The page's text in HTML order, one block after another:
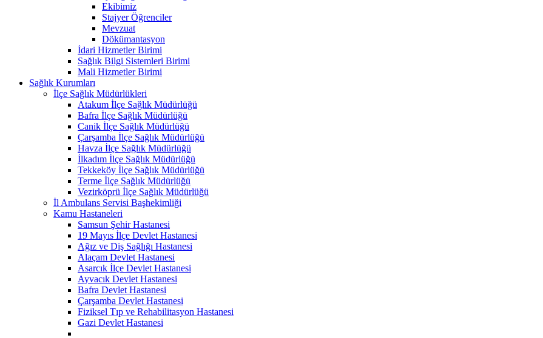
Ekibimiz
Stajyer Öğrenciler
Mevzuat
Dökümantasyon
İdari Hizmetler Birimi
Sağlık Bilgi Sistemleri Birimi
Mali Hizmetler Birimi
Sağlık Kurumları
İlçe Sağlık Müdürlükleri
Atakum İlçe Sağlık Müdürlüğü
Bafra İlçe Sağlık Müdürlüğü
Canik İlçe Sağlık Müdürlüğü
Çarşamba İlçe Sağlık Müdürlüğü
Havza İlçe Sağlık Müdürlüğü
İlkadım İlçe Sağlık Müdürlüğü
Tekkeköy İlçe Sağlık Müdürlüğü
Terme İlçe Sağlık Müdürlüğü
Vezirköprü İlçe Sağlık Müdürlüğü
İl Ambulans Servisi Başhekimliği
Kamu Hastaneleri
Samsun Şehir Hastanesi
19 Mayıs İlçe Devlet Hastanesi
Ağız ve Diş Sağlığı Hastanesi
Alaçam Devlet Hastanesi
Asarcık İlçe Devlet Hastanesi
Ayvacık Devlet Hastanesi
Bafra Devlet Hastanesi
Çarşamba Devlet Hastanesi
Fiziksel Tıp ve Rehabilitasyon Hastanesi
Gazi Devlet Hastanesi